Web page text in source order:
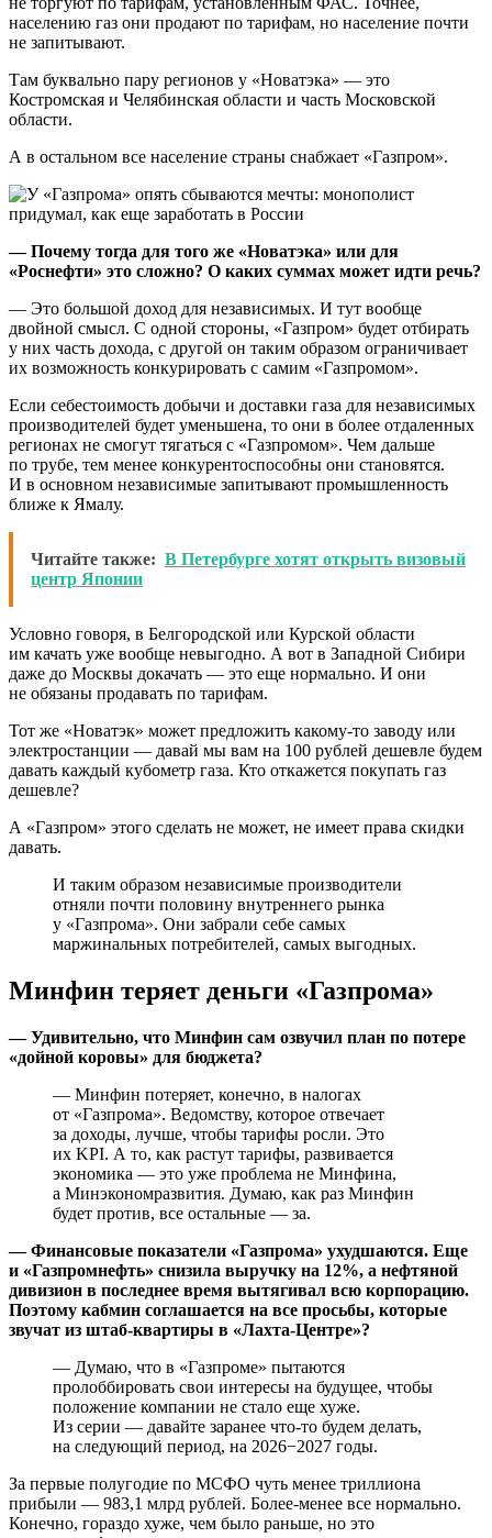
населению газ они продают по тарифам, но население почти
не запитывают.
Там буквально пару регионов у «Новатэка» — это
Костромская и Челябинская области и часть Московской
области.
А в остальном все население страны снабжает «Газпром».
— Почему тогда для того же «Новатэка» или для
«Роснефти» это сложно? О каких суммах может идти речь?
— Это большой доход для независимых. И тут вообще
двойной смысл. С одной стороны, «Газпром» будет отбирать
у них часть дохода, с другой он таким образом ограничивает
их возможность конкурировать с самим «Газпромом».
Если себестоимость добычи и доставки газа для независимых
производителей будет уменьшена, то они в более отдаленных
регионах не смогут тягаться с «Газпромом». Чем дальше
по трубе, тем менее конкурентоспособны они становятся.
И в основном независимые запитывают промышленность
ближе к Ямалу.
Читайте также: В Петербурге хотят открыть визовый
центр Японии
Условно говоря, в Белгородской или Курской области
им качать уже вообще невыгодно. А вот в Западной Сибири
даже до Москвы докачать — это еще нормально. И они
не обязаны продавать по тарифам.
Тот же «Новатэк» может предложить какому-то заводу или
электростанции — давай мы вам на 100 рублей дешевле будем
давать каждый кубометр газа. Кто откажется покупать газ
дешевле?
А «Газпром» этого сделать не может, не имеет права скидки
давать.
И таким образом независимые производители
отняли почти половину внутреннего рынка
у «Газпрома». Они забрали себе самых
маржинальных потребителей, самых выгодных.
Минфин теряет деньги «Газпрома»
— Удивительно, что Минфин сам озвучил план по потере
«дойной коровы» для бюджета?
— Минфин потеряет, конечно, в налогах
от «Газпрома». Ведомству, которое отвечает
за доходы, лучше, чтобы тарифы росли. Это
их KPI. А то, как растут тарифы, развивается
экономика — это уже проблема не Минфина,
а Минэкономразвития. Думаю, как раз Минфин
будет против, все остальные — за.
— Финансовые показатели «Газпрома» ухудшаются. Еще
и «Газпромнефть» снизила выручку на 12%, а нефтяной
дивизион в последнее время вытягивал всю корпорацию.
Поэтому кабмин соглашается на все просьбы, которые
звучат из штаб-квартиры в «Лахта-Центре»?
— Думаю, что в «Газпроме» пытаются
пролоббировать свои интересы на будущее, чтобы
положение компании не стало еще хуже.
Из серии — давайте заранее что-то будем делать,
на следующий период, на 2026−2027 годы.
За первые полугодие по МСФО чуть менее триллиона
прибыли — 983,1 млрд рублей. Более-менее все нормально.
Конечно, гораздо хуже, чем было раньше, но это